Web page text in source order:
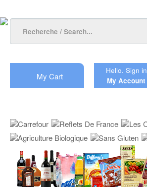
My Cart
Hello. Sign in
My Account